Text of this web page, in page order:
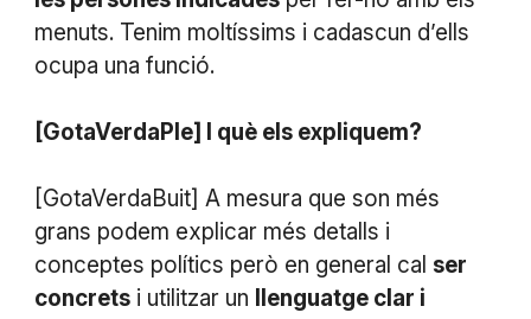
menuts. Tenim moltíssims i cadascun d’ells
ocupa una funció.
[GotaVerdaPle] I què els expliquem?
[GotaVerdaBuit] A mesura que son més
grans podem explicar més detalls i
conceptes polítics però en general cal ser
concretsi utilitzar un
llenguatge clar i